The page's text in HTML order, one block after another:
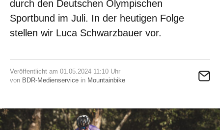
durch den Deutschen Olympischen
Sportbund im Juli. In der heutigen Folge
stellen wir Luca Schwarzbauer vor.
Veröffentlicht am 01.05.2024 11:10 Uhr
von BDR-Medienservice in Mountainbike